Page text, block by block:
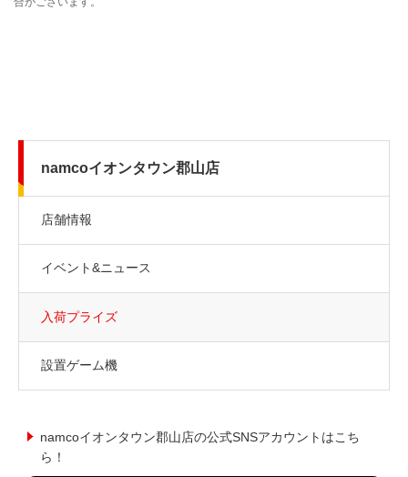
namcoイオンタウン郡山店
店舗情報
イベント&ニュース
入荷プライズ
設置ゲーム機
namcoイオンタウン郡山店の公式SNSアカウントはこち
ら！